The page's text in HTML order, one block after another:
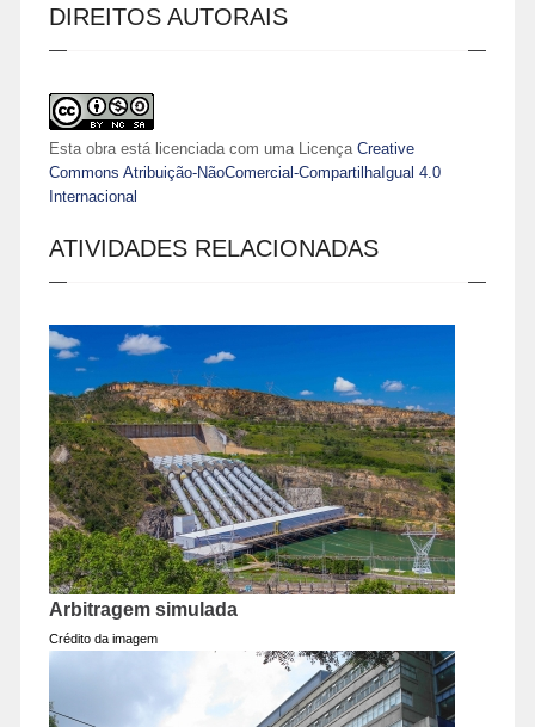
DIREITOS AUTORAIS
Esta obra está licenciada com uma LicençaCreative
Commons Atribuição-NãoComercial-CompartilhaIgual 4.0
Internacional
ATIVIDADES RELACIONADAS
Arbitragem simulada
Crédito da imagem